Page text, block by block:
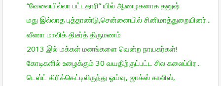
“வேலையில்லா பட்டதாரி” யில் ஆணழகனாக தனுஷ்
மது இல்லாத புத்தாண்டு,சென்னையில் சினிமாத்துறையினர்...
வீணா மாலிக் திடீர்த் திருமணம்
2013 இல் மக்கள் மனங்களை வென்ற நாயகர்கள்!
கோடிகளில் உழைக்கும் 30 வயதிற்குட்பட்ட சில கலைப்பிர...
டெஸ்ட் கிரிக்கெட்டிலிருந்து ஓய்வு, ஜாக்ஸ் காலிஸ்,